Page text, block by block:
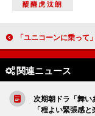
醍醐虎汰朗
「ユニコーンに乗って」“功”杉野遥亮と“佐奈”永野芽郁の切ない恋に反響 「功が30才まで恋愛しないと言
関連ニュース
次期朝ドラ「舞
「程よい緊張感